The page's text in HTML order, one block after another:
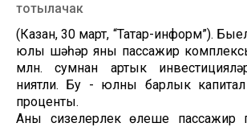
тотылачак
(Казан, 30 март, “Татар-информ”).
юлы шәһәр яны пассажир
млн. сумнан артык
ниятли. Бу - юлның барлык
проценты.
Аның сизелерлек өлеше пассажир